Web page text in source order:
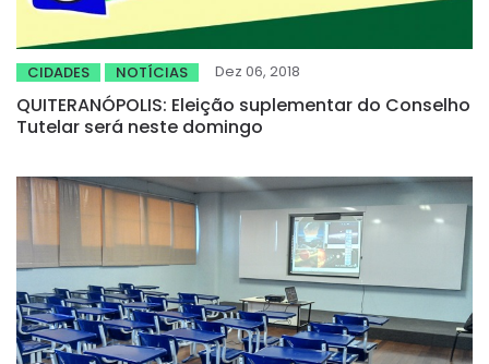
CIDADES NOTÍCIAS Dez 06, 2018
QUITERANÓPOLIS: Eleição suplementar do Conselho
Tutelar será neste domingo